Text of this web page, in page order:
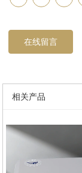
在线留言
相关产品